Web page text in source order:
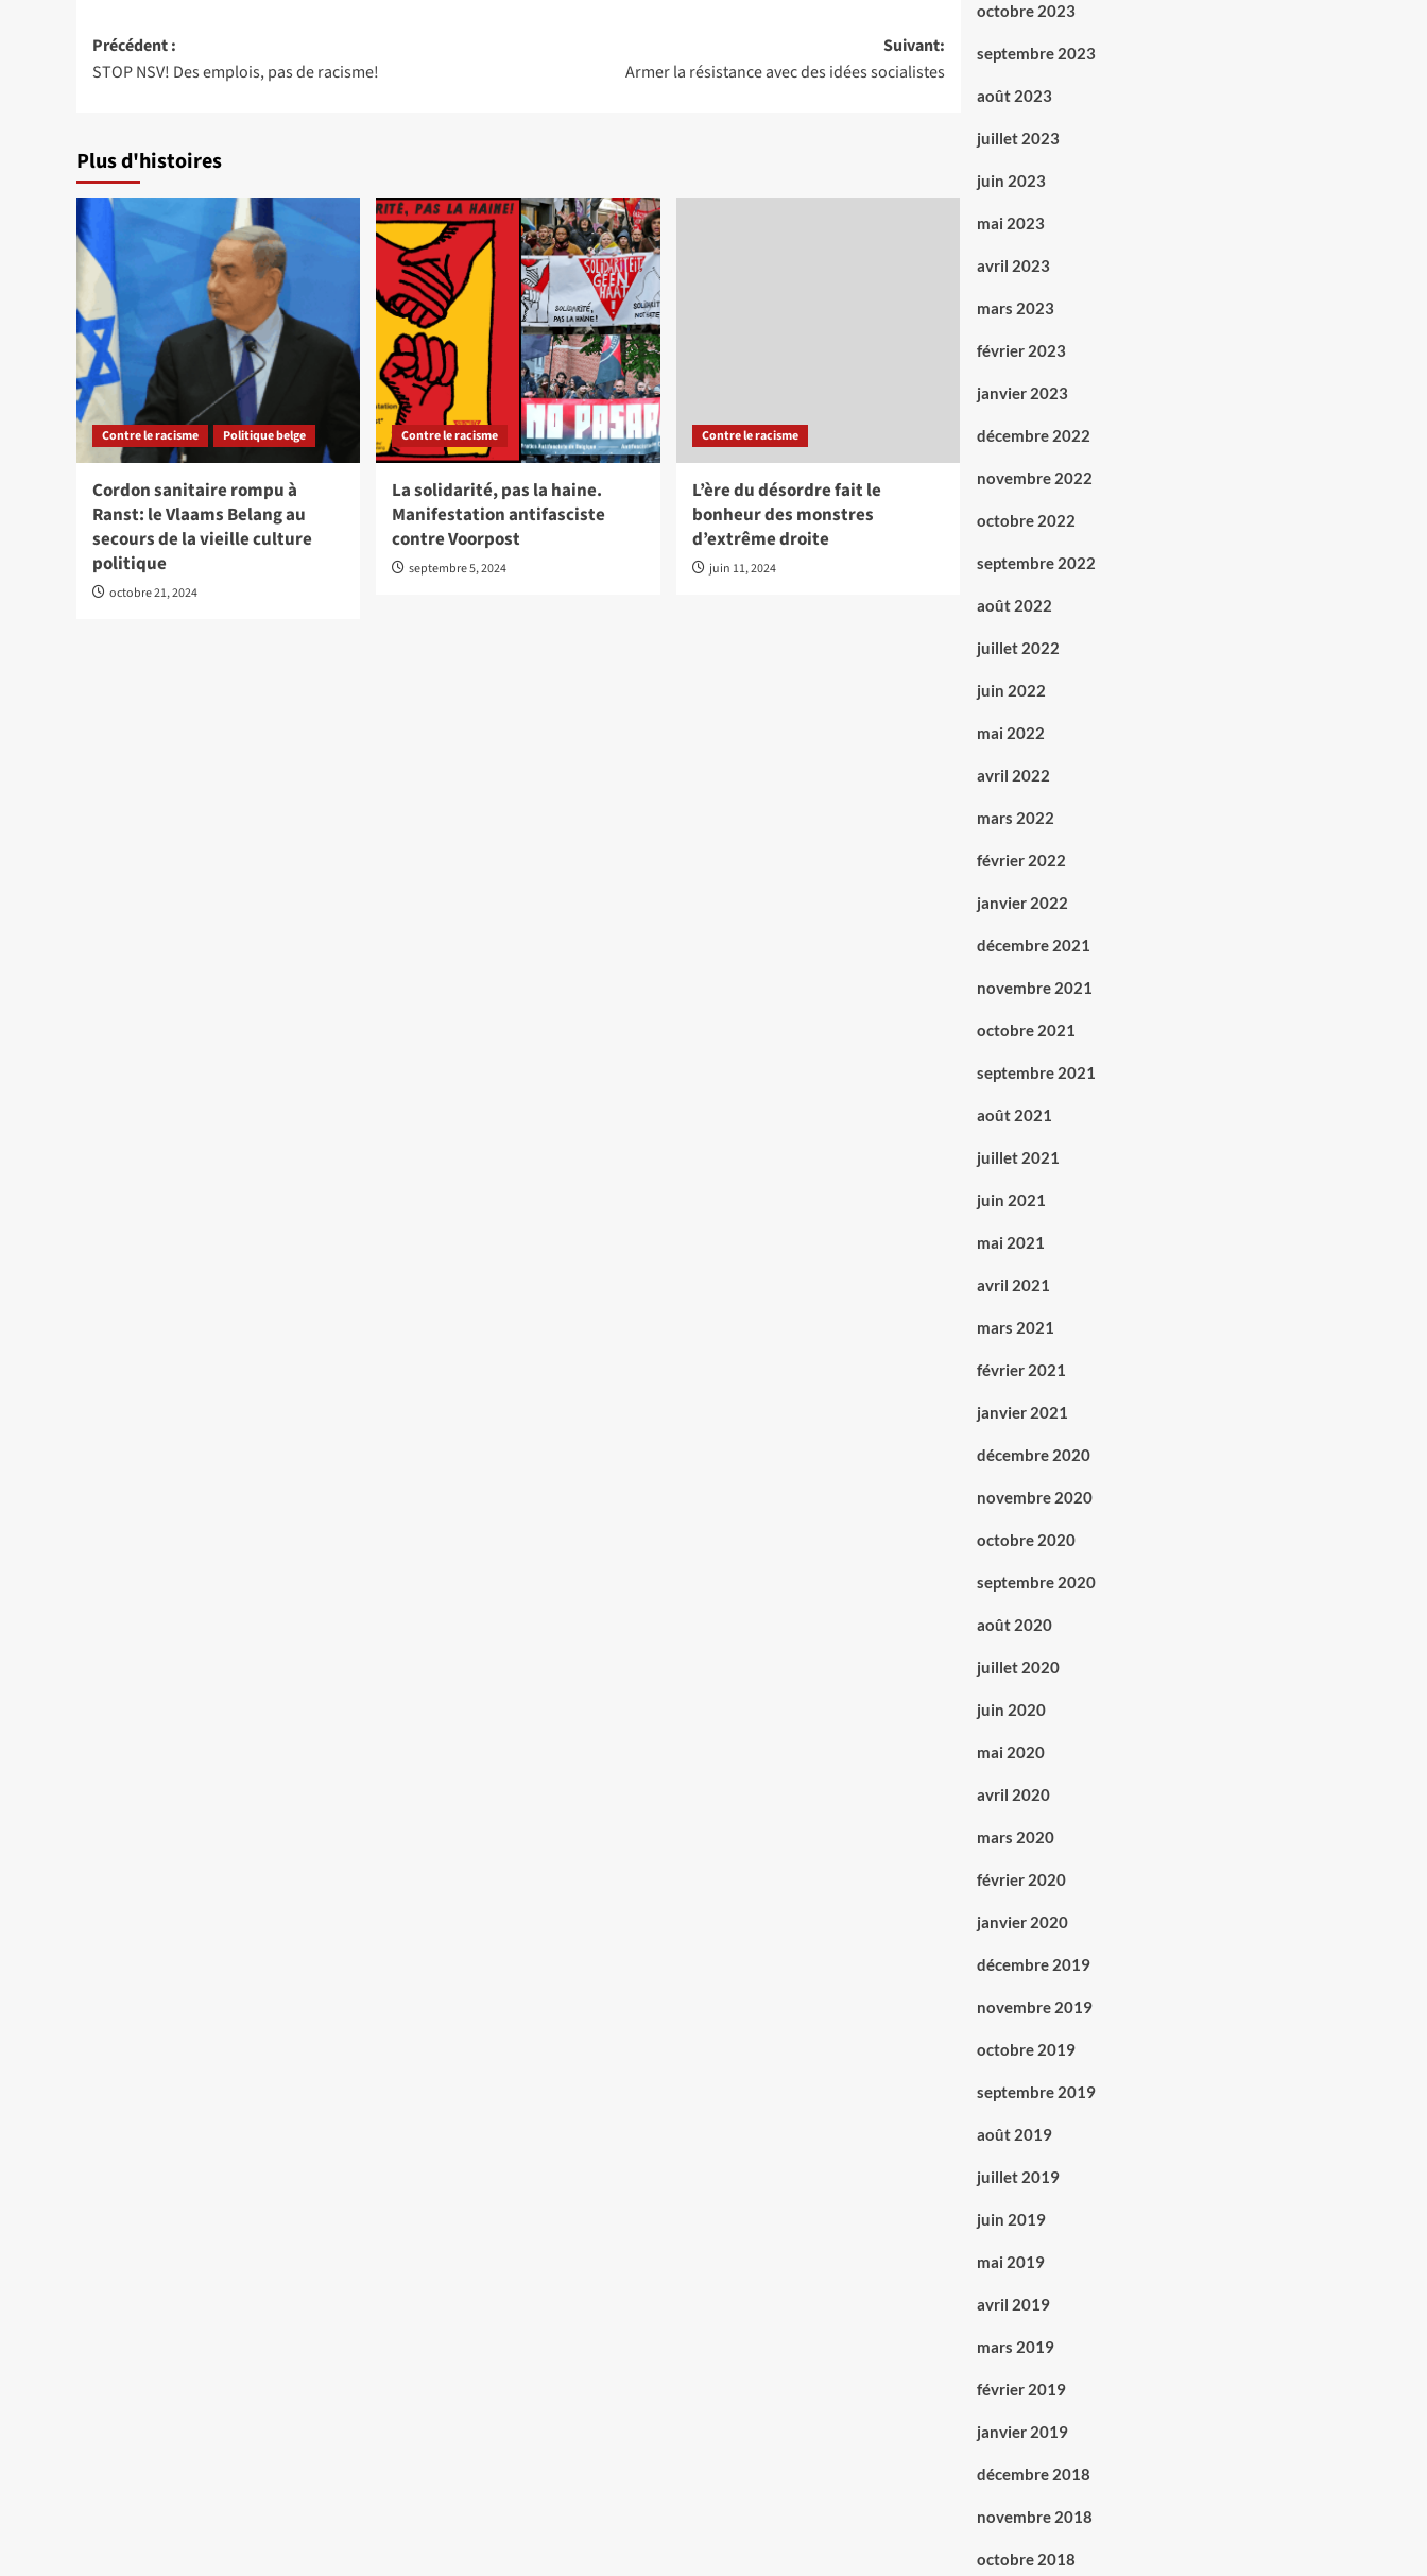
Navigation
d’article
Précédent :
STOP NSV! Des emplois, pas de racisme!
Suivant:
Armer la résistance avec des idées socialistes
Plus d'histoires
Contre le racisme Politique belge
Cordon sanitaire rompu à
Ranst: le Vlaams Belang au
secours de la vieille culture
politique
octobre 21, 2024
Contre le racisme
La solidarité, pas la haine.
Manifestation antifasciste
contre Voorpost
septembre 5, 2024
Contre le racisme
L’ère du désordre fait le
bonheur des monstres
d’extrême droite
juin 11, 2024
octobre 2023
septembre 2023
août 2023
juillet 2023
juin 2023
mai 2023
avril 2023
mars 2023
février 2023
janvier 2023
décembre 2022
novembre 2022
octobre 2022
septembre 2022
août 2022
juillet 2022
juin 2022
mai 2022
avril 2022
mars 2022
février 2022
janvier 2022
décembre 2021
novembre 2021
octobre 2021
septembre 2021
août 2021
juillet 2021
juin 2021
mai 2021
avril 2021
mars 2021
février 2021
janvier 2021
décembre 2020
novembre 2020
octobre 2020
septembre 2020
août 2020
juillet 2020
juin 2020
mai 2020
avril 2020
mars 2020
février 2020
janvier 2020
décembre 2019
novembre 2019
octobre 2019
septembre 2019
août 2019
juillet 2019
juin 2019
mai 2019
avril 2019
mars 2019
février 2019
janvier 2019
décembre 2018
novembre 2018
octobre 2018